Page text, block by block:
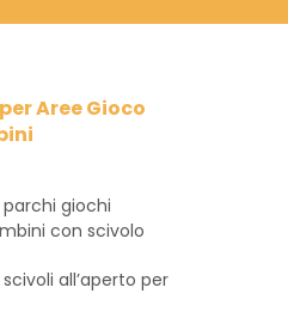
Aree Gioco
giochi
con scivolo
all’aperto per